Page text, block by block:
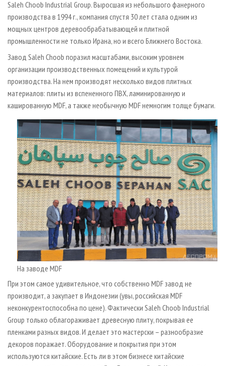
Saleh Choob Industrial Group. Выросшая из небольшого фанерного
производства в 1994 г., компания спустя 30 лет стала одним из
мощных центров деревообрабатывающей и плитной
промышленности не только Ирана, но и всего Ближнего Востока.
Завод Saleh Choob поразил масштабами, высоким уровнем
организации производственных помещений и культурой
производства. На нем производят несколько видов плитных
материалов: плиты из вспененного ПВХ, ламинированную и
кашированную MDF, а также необычную MDF немногим толще бумаги.
На заводе MDF
При этом самое удивительное, что собственно MDF завод не
производит, а закупает в Индонезии (увы, российская MDF
неконкурентоспособна по цене). Фактически Saleh Choob Industrial
Group только облагораживает древесную плиту, покрывая ее
пленками разных видов. И делает это мастерски – разнообразие
декоров поражает. Оборудование и покрытия при этом
используются китайские. Есть ли в этом бизнесе китайские